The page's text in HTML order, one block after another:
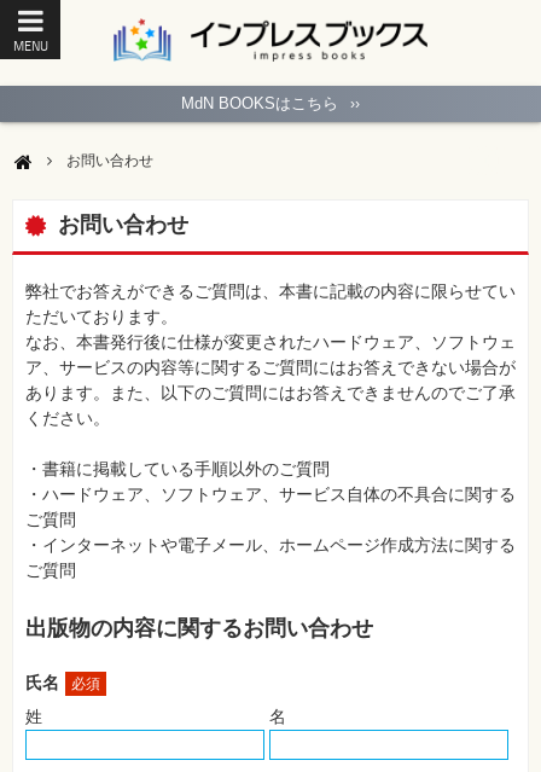
MENU
ペ
ジ
ソ
コ
ン
フ
ト
モ
バ
イ
ル・
ス
フ
ォ
ン・
SNS
作
成・
ケ
ィ
ン
MdN BOOKSはこちら ››
お問い合わせ
お問い合わせ
弊社でお答えができるご質問は、本書に記載の内容に限らせてい
ただいております。
なお、本書発行後に仕様が変更されたハードウェア、ソフトウェ
ア、サービスの内容等に関するご質問にはお答えできない場合が
あります。また、以下のご質問にはお答えできませんのでご了承
ください。
・書籍に掲載している手順以外のご質問
・ハードウェア、ソフトウェア、サービス自体の不具合に関する
ご質問
・インターネットや電子メール、ホームページ作成方法に関する
ご質問
出版物の内容に関するお問い合わせ
氏名 必須
姓 名